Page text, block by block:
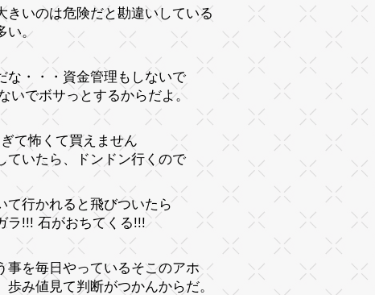
きいのは危険だと勘違いしている
い。
な・・・資金管理もしないで
いでボサっとするからだよ。
て怖くて買えません
ていたら、ドンドン行くので
て行かれると飛びついたら
ラ!!! 石がおちてくる!!!
事を毎日やっているそこのアホ
歩み値見て判断がつかんからだ。